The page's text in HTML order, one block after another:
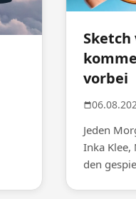
vorbei
Jeden
Inka Klee,
den